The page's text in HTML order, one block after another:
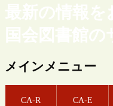
最新の情報を
国会図書館の
メインメニュー
CA-R CA-E